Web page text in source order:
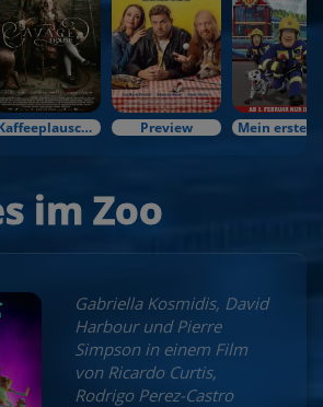
Kaffeeplausch & Kinozauber Preview
im Zoo
Gabriella Kosmidis, David
Harbour und Pierre
Simpson in einem Film
von Ricardo Curtis,
Rodrigo Perez-Castro